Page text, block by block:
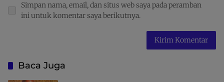
Simpan nama, email, dan situs web saya pada peramban
ini untuk komentar saya berikutnya.
Baca Juga